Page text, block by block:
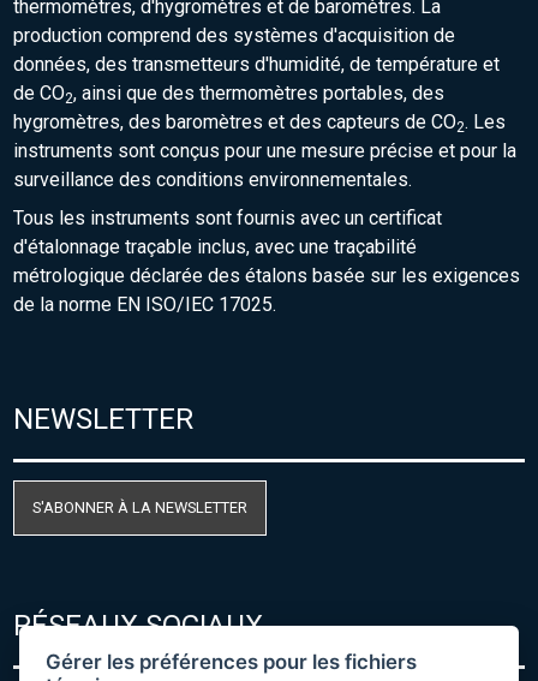
thermomètres, d'hygromètres et de baromètres. La
production comprend des systèmes d'acquisition de
données, des transmetteurs d'humidité, de température et
de CO2, ainsi que des thermomètres portables, des
hygromètres, des baromètres et des capteurs de CO2. Les
instruments sont conçus pour une mesure précise et pour la
surveillance des conditions environnementales.
Tous les instruments sont fournis avec un certificat
d'étalonnage traçable inclus, avec une traçabilité
métrologique déclarée des étalons basée sur les exigences
de la norme EN ISO/IEC 17025.
NEWSLETTER
S'ABONNER À LA NEWSLETTER
RÉSEAUX SOCIAUX
Gérer les préférences pour les fichiers